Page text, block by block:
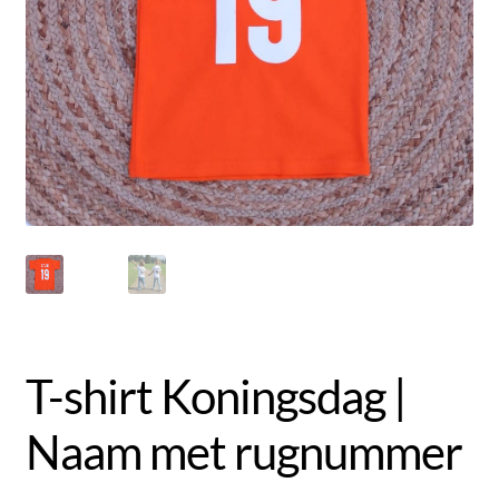
Klantenservice
Contact
T-shirt Koningsdag |
Naam met rugnummer